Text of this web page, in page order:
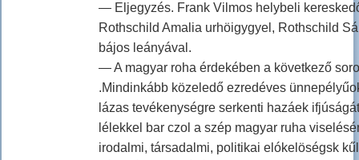
— Eljegyzés. Frank Vilmos helybeli
Rothschild Amalia urhöigygyel, Rothschild
bájos leányával.
— A magyar roha érdekében a következő
.Mindinkább közeledő ezredéves
lázas tevékenységre serkenti hazáek
lélekkel bar czol a szép magyar ruha
irodalmi, társadalmi, politikai elókelöségsk